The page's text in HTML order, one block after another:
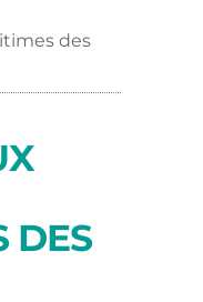
des
DES